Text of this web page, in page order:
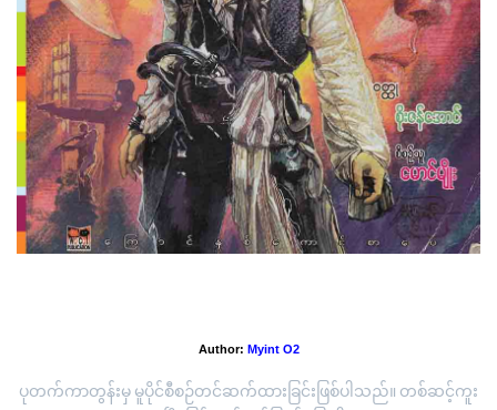
Author: Myint O2
ပုတက်ကာတွန်းမှ မူပိုင်စီစဉ်တင်ဆက်ထားခြင်းဖြစ်ပါသည်။ တစ်ဆင့်ကူး